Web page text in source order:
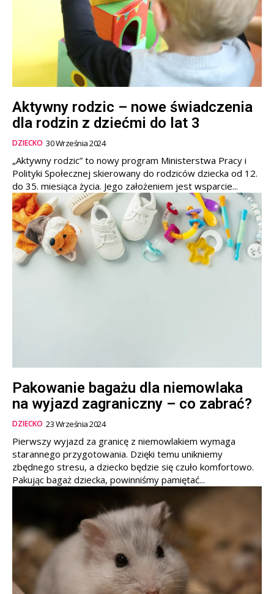
Aktywny rodzic – nowe świadczenia
dla rodzin z dziećmi do lat 3
DZIECKO 30 Września 2024
„Aktywny rodzic” to nowy program Ministerstwa Pracy i
Polityki Społecznej skierowany do rodziców dziecka od 12.
do 35. miesiąca życia. Jego założeniem jest wsparcie...
Pakowanie bagażu dla niemowlaka
na wyjazd zagraniczny – co zabrać?
DZIECKO 23 Września 2024
Pierwszy wyjazd za granicę z niemowlakiem wymaga
starannego przygotowania. Dzięki temu unikniemy
zbędnego stresu, a dziecko będzie się czuło komfortowo.
Pakując bagaż dziecka, powinniśmy pamiętać...